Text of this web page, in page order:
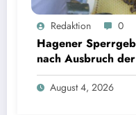
Redaktion 0
Hagener
nach Ausbruch
Faulbrut
August 4, 2026